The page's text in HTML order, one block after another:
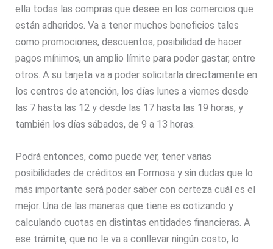
ella todas las compras que desee en los comercios que
están adheridos. Va a tener muchos beneficios tales
como promociones, descuentos, posibilidad de hacer
pagos mínimos, un amplio límite para poder gastar, entre
otros. A su tarjeta va a poder solicitarla directamente en
los centros de atención, los días lunes a viernes desde
las 7 hasta las 12 y desde las 17 hasta las 19 horas, y
también los días sábados, de 9 a 13 horas.
Podrá entonces, como puede ver, tener varias
posibilidades de créditos en Formosa y sin dudas que lo
más importante será poder saber con certeza cuál es el
mejor. Una de las maneras que tiene es cotizando y
calculando cuotas en distintas entidades financieras. A
ese trámite, que no le va a conllevar ningún costo, lo